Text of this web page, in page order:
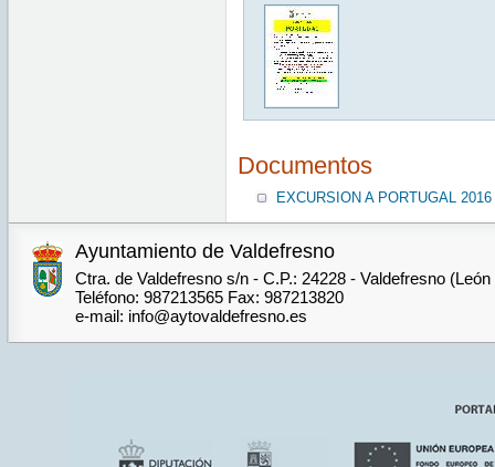
Documentos
EXCURSION A PORTUGAL 2016
Ayuntamiento de Valdefresno
Ctra. de Valdefresno s/n - C.P.: 24228 - Valdefresno
Teléfono: 987213565 Fax: 987213820
e-mail: info@aytovaldefresno.es